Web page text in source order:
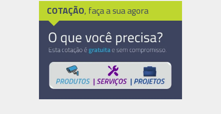
COTAÇÃO, faça a sua agora